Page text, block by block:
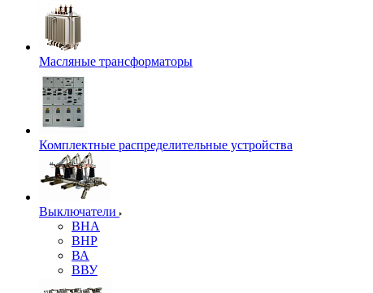
Масляные трансформаторы
Комплектные распределительные устройства
Выключатели
ВНА
ВНР
ВА
ВВУ